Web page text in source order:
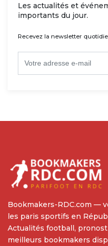
Les actualités et
importants du jour.
Recevez la newsletter
Bookmakers-RDC.com —
les paris sportifs en
Actualités football,
meilleurs bookmakers